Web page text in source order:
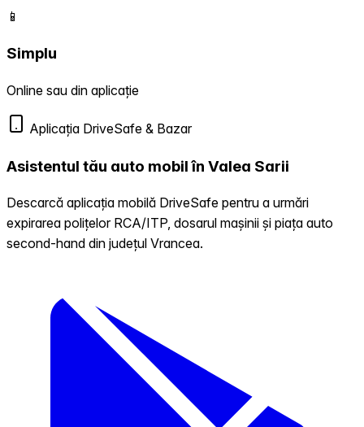
📱
Simplu
Online sau din aplicație
Aplicația DriveSafe & Bazar
Asistentul tău auto mobil în Valea Sarii
Descarcă aplicația mobilă DriveSafe pentru a urmări
expirarea polițelor RCA/ITP, dosarul mașinii și piața auto
second-hand din județul Vrancea.